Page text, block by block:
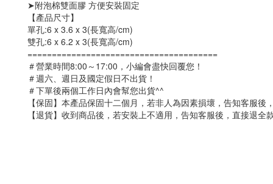
➤附泡棉雙面膠 方便安裝固定
【產品尺寸】
單孔:6 x 3.6 x 3(長寬高/cm)
雙孔:6 x 6.2 x 3(長寬高/cm)
=======================================
＃營業時間8:00～17:00，小編會盡快回覆您！
＃週六、週日及國定假日不出貨！
＃下單後兩個工作日內會幫您出貨^^
【保固】本產品保固十二個月，若非人為因素損壞，告知客服後
【退貨】收到商品後，若安裝上不適用，告知客服後，直接退全